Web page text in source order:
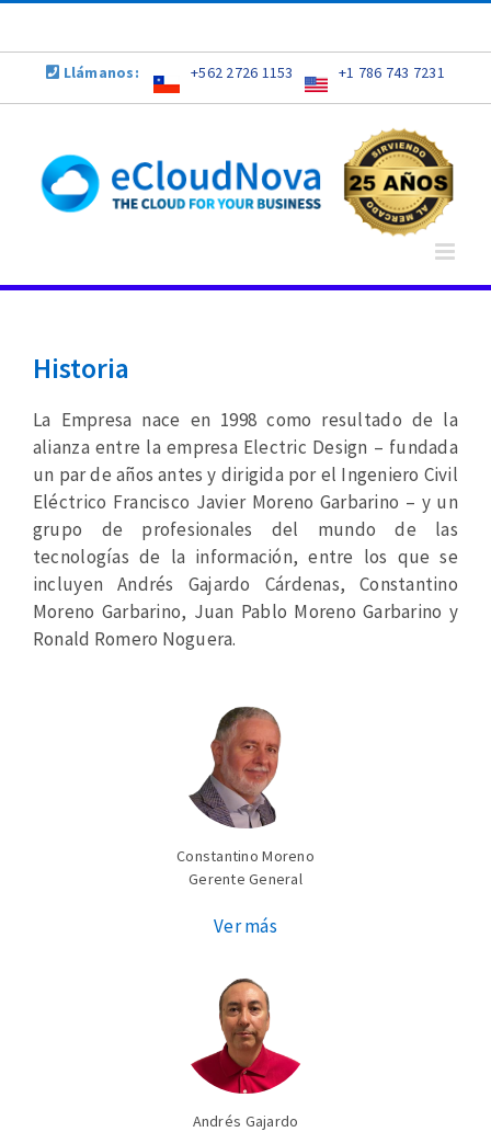
content Llámanos: +562 2726 1153 +1 786 743 7231
Historia
La Empresa nace en 1998 como resultado de la
alianza entre la empresa Electric Design – fundada
un par de años antes y dirigida por el Ingeniero Civil
Eléctrico Francisco Javier Moreno Garbarino – y un
grupo de profesionales del mundo de las
tecnologías de la información, entre los que se
incluyen Andrés Gajardo Cárdenas, Constantino
Moreno Garbarino, Juan Pablo Moreno Garbarino y
Ronald Romero Noguera.
Constantino Moreno
Gerente General
Ver más
Andrés Gajardo